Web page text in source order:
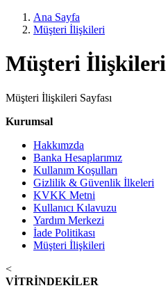
Ana Sayfa
Müşteri İlişkileri
Müşteri İlişkileri
Müşteri İlişkileri Sayfası
Kurumsal
Hakkımzda
Banka Hesaplarımız
Kullanım Koşulları
Gizlilik & Güvenlik İlkeleri
KVKK Metni
Kullanıcı Kılavuzu
Yardım Merkezi
İade Politikası
Müşteri İlişkileri
<
VİTRİNDEKİLER